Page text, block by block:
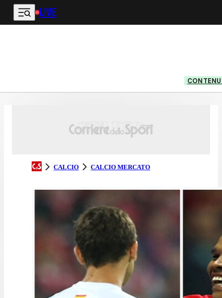
Vai al contenuto principale
LIVE
CALCIO CALCIO MERCATO